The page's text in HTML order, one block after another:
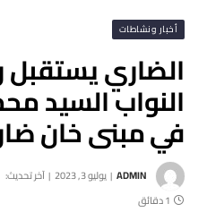
أخبار ونشاطات
الضاري
النواب السيد
في مبنى خان
ADMIN يوليو 3, 2023 آخر تحديث:
1 دقائق